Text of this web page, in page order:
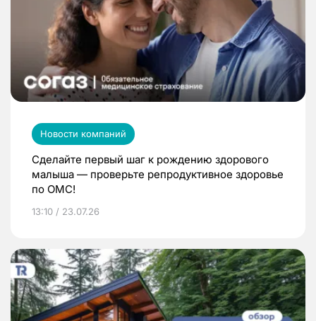
Новости компаний
Сделайте первый шаг к рождению здорового
малыша — проверьте репродуктивное здоровье
по ОМС!
13:10 / 23.07.26